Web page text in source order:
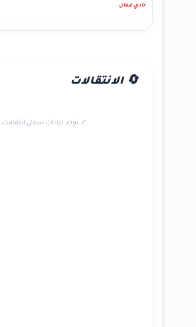
نادي عمان
🔄 الانتقالات
لا توجد بيانات سجل انتقالات.